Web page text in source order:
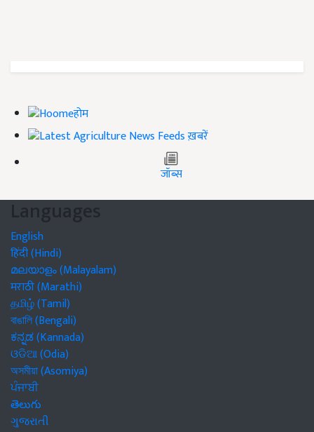
होम
ख़बरें
जॉब्स
Languages
English
हिंदी (Hindi)
മലയാളം (Malayalam)
मराठी (Marathi)
தமிழ் (Tamil)
বাঙালি (Bengali)
ಕನ್ನಡ (Kannada)
ଓଡିଆ (Odia)
অসমীয়া (Asomiya)
ਪੰਜਾਬੀ
తెలుగు
ગુજરાતી